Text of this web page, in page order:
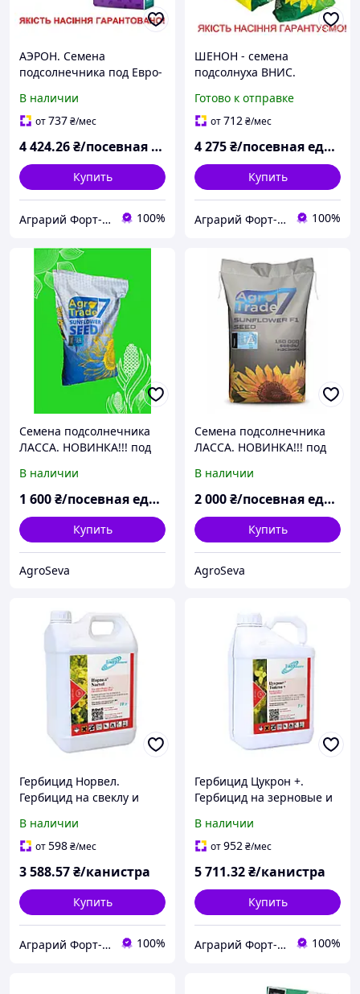
АЭРОН. Семена
подсолнечника под Евро-
В наличии
от737₴/мес
4 424.26₴/посевная единица
Купить
Аграрий Форт- СЗР, семена, удобрения - все для Агрария 100%
ШЕНОН - семена
подсолнуха ВНИС.
подсолнечника под
гранстар. Оригинал
Готово к отправке
от712₴/мес
4 275₴/посевная единица
Купить
Аграрий Форт- СЗР, семена, удобрения - все для Агрария 100%
Семена подсолнечника
ЛАССА. НОВИНКА!!! под
В наличии
1 600₴/посевная единица
Купить
AgroSeva
Семена подсолнечника
ЛАССА. НОВИНКА!!! под
В наличии
2 000₴/посевная единица
Купить
AgroSeva
Гербицид Норвел.
Гербицид на свеклу и
Химагромаркетинг
В наличии
от598₴/мес
3 588.57₴/канистра
Купить
Аграрий Форт- СЗР, семена, удобрения - все для Агрария 100%
Гербицид Цукрон +.
Гербицид на зерновые и
Химагромаркетинг
В наличии
от952₴/мес
5 711.32₴/канистра
Купить
Аграрий Форт- СЗР, семена, удобрения - все для Агрария 100%